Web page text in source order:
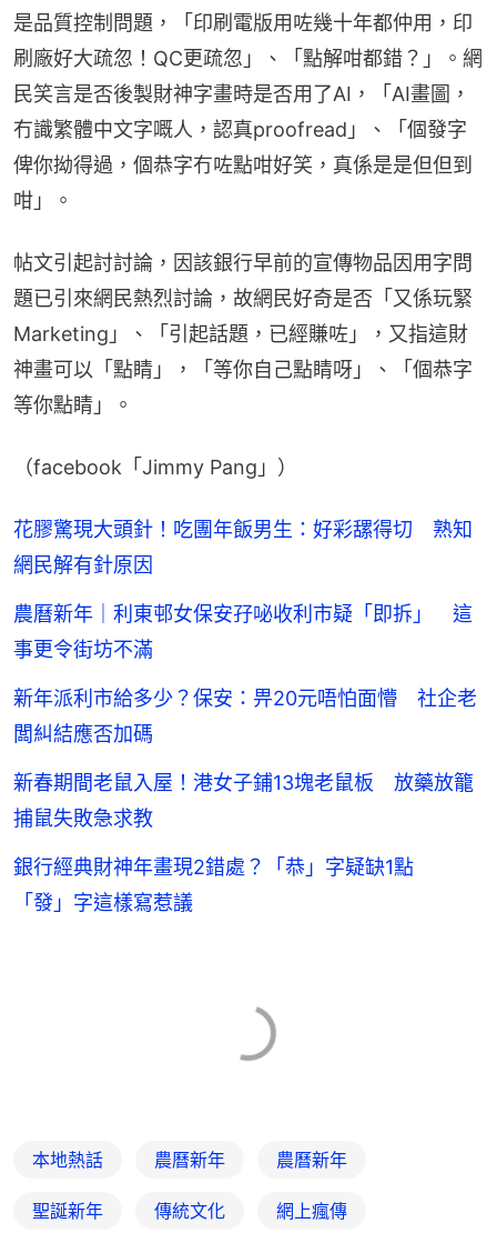
是品質控制問題，「印刷電版用咗幾十年都仲用，印
刷廠好大疏忽！QC更疏忽」、「點解咁都錯？」。網
民笑言是否後製財神字畫時是否用了AI，「AI畫圖，
冇識繁體中文字嘅人，認真proofread」、「個發字
俾你拗得過，個恭字冇咗點咁好笑，真係是是但但到
咁」。
帖文引起討討論，因該銀行早前的宣傳物品因用字問
題已引來網民熱烈討論，故網民好奇是否「又係玩緊
Marketing」、「引起話題，已經賺咗」，又指這財
神畫可以「點睛」，「等你自己點睛呀」、「個恭字
等你點睛」。
（facebook「Jimmy Pang」）
花膠驚現大頭針！吃團年飯男生：好彩𦧲得切 熟知
網民解有針原因
農曆新年｜利東邨女保安孖咇收利市疑「即拆」 這
事更令街坊不滿
新年派利市給多少？保安：畀20元唔怕面懵 社企老
闆糾結應否加碼
新春期間老鼠入屋！港女子鋪13塊老鼠板 放藥放籠
捕鼠失敗急求教
銀行經典財神年畫現2錯處？「恭」字疑缺1點
「發」字這樣寫惹議
本地熱話 農曆新年 農曆新年
聖誕新年 傳統文化 網上瘋傳